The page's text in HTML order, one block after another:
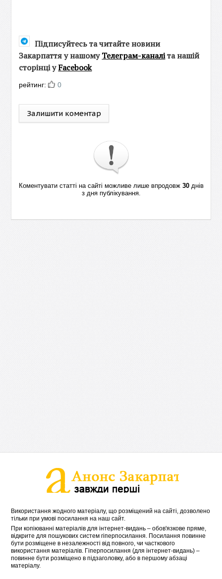
Підписуйтесь та читайте новини
Закарпаття у нашомуТелеграм-каналіта нашій
сторінці уFacebook
рейтинг: 0
Залишити коментар
Коментувати статті на сайті можливе лише впродовж 30днів
з дня публікування.
Використання жодного матеріалу, що розміщений на сайті, дозволено
тільки при умові посилання на наш сайт.
При копіюванні матеріалів для інтернет-видань – обов'язкове пряме,
відкрите для пошукових систем гіперпосилання. Посилання повинне
бути розміщене в незалежності від повного, чи часткового
використання матеріалів. Гіперпосилання (для інтернет-видань) –
повинне бути розміщено в підзаголовку, або в першому абзаці
матеріалу.